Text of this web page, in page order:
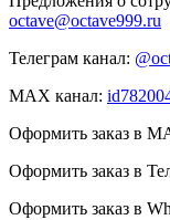
octave@octave999.ru
Телеграм канал:
MAX канал:
Оформить заказ в
Оформить заказ в
Оформить заказ в